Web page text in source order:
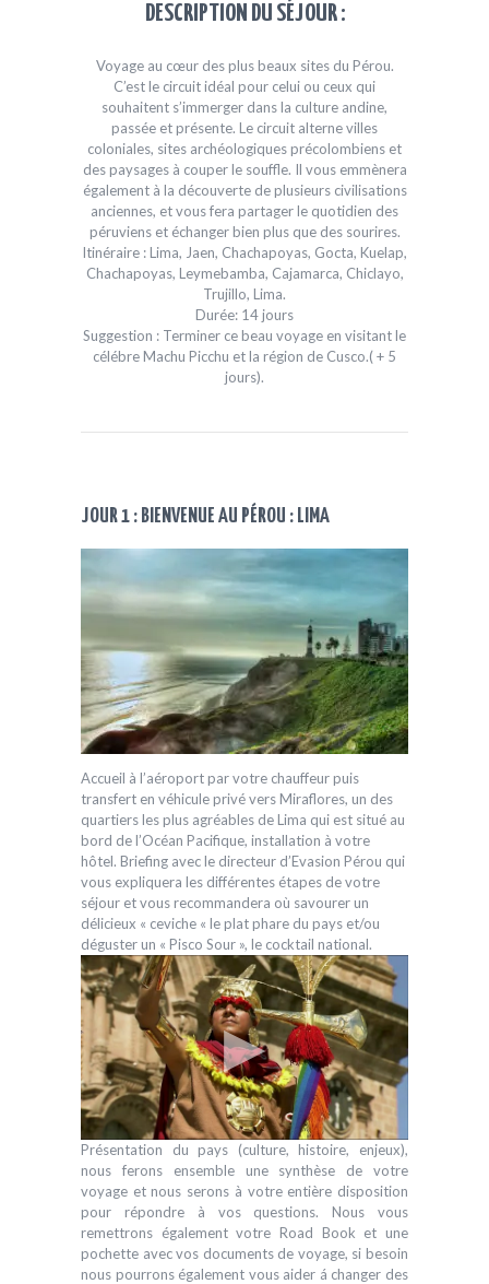
DESCRIPTION DU SÉJOUR :
Voyage au cœur des plus beaux sites du Pérou.
C’est le circuit idéal pour celui ou ceux qui
souhaitent s’immerger dans la culture andine,
passée et présente. Le circuit alterne villes
coloniales, sites archéologiques précolombiens et
des paysages à couper le souffle. Il vous emmènera
également à la découverte de plusieurs civilisations
anciennes, et vous fera partager le quotidien des
péruviens et échanger bien plus que des sourires.
Itinéraire : Lima, Jaen, Chachapoyas, Gocta, Kuelap,
Chachapoyas, Leymebamba, Cajamarca, Chiclayo,
Trujillo, Lima.
Durée: 14 jours
Suggestion : Terminer ce beau voyage en visitant le
célébre Machu Picchu et la région de Cusco.( + 5
jours).
JOUR 1 : BIENVENUE AU PÉROU : LIMA
Accueil à l’aéroport par votre chauffeur puis
transfert en véhicule privé vers Miraflores, un des
quartiers les plus agréables de Lima qui est situé au
bord de l’Océan Pacifique, installation à votre
hôtel. Briefing avec le directeur d’Evasion Pérou qui
vous expliquera les différentes étapes de votre
séjour et vous recommandera où savourer un
délicieux « ceviche « le plat phare du pays et/ou
déguster un « Pisco Sour », le cocktail national.
Présentation du pays (culture, histoire, enjeux),
nous ferons ensemble une synthèse de votre
voyage et nous serons à votre entière disposition
pour répondre à vos questions. Nous vous
remettrons également votre Road Book et une
pochette avec vos documents de voyage, si besoin
nous pourrons également vous aider á changer des